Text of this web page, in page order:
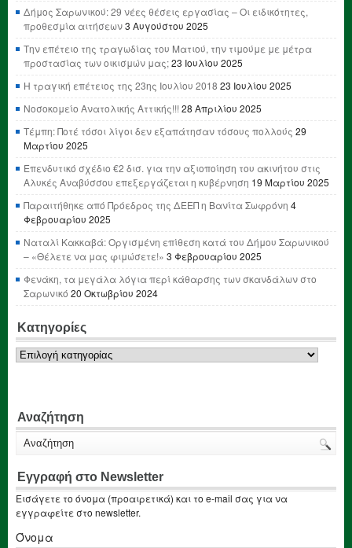
Δήμος Σαρωνικού: 29 νέες θέσεις εργασίας – Οι ειδικότητες,
προθεσμία αιτήσεων3 Αυγούστου 2025
Την επέτειο της τραγωδίας του Ματιού, την τιμούμε με μέτρα
προστασίας των οικισμών μας;23 Ιουλίου 2025
Η τραγική επέτειος της 23ης Ιουλίου 2018 23 Ιουλίου 2025
Νοσοκομείο Ανατολικής Αττικής!!! 28 Απριλίου 2025
Τέμπη: Ποτέ τόσοι λίγοι δεν εξαπάτησαν τόσους πολλούς 29
Μαρτίου 2025
Επενδυτικό σχέδιο €2 δισ. για την αξιοποίηση του ακινήτου στις
Αλυκές Αναβύσσου επεξεργάζεται η κυβέρνηση 19 Μαρτίου 2025
Παραιτήθηκε από Πρόεδρος της ΔΕΕΠ η Βανίτα Σωφρόνη 4
Φεβρουαρίου 2025
Ναταλί Κακκαβά: Οργισμένη επίθεση κατά του Δήμου Σαρωνικού
– «Θέλετε να μας φιμώσετε!» 3 Φεβρουαρίου 2025
Φενάκη, τα μεγάλα λόγια περί κάθαρσης των σκανδάλων στο
Σαρωνικό 20 Οκτωβρίου 2024
Κατηγορίες
Κατηγορίες
Αναζήτηση
Εγγραφή στο Newsletter
Εισάγετε το όνομα (προαιρετικά) και το e-mail σας για να
εγγραφείτε στο newsletter.
Όνομα